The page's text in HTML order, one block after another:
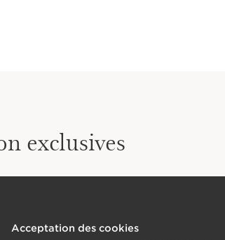
exclusives
Acceptation des cookies